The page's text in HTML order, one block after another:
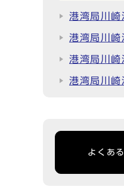
港湾局川
港湾局川崎
港湾局川崎
港湾局川崎
よくあ